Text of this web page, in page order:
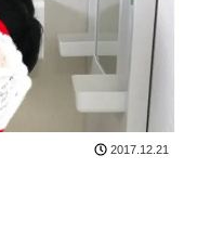
2017.12.21